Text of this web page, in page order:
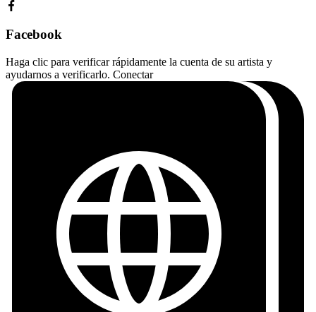
Facebook
Haga clic para verificar rápidamente la cuenta de su artista y
ayudarnos a verificarlo. Conectar